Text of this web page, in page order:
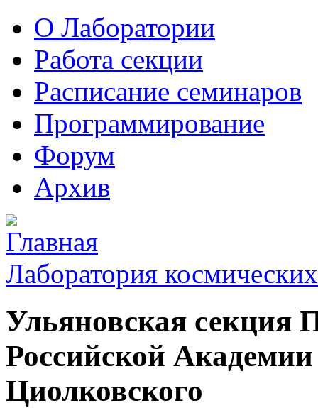
О Лаборатории
Работа секции
Расписание семинаров
Программирование
Форум
Архив
Лаборатория
Ульяновская секция
Российской
Циолковского